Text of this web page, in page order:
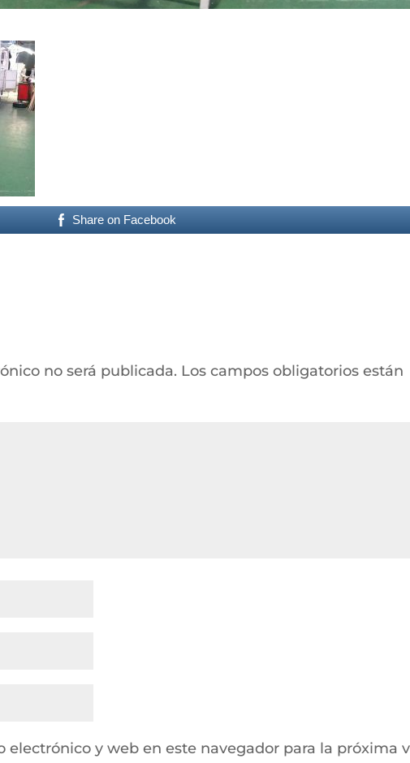
Share on Facebook
no será publicada. Los campos obligatorios están
electrónico y web en este navegador para la próxima